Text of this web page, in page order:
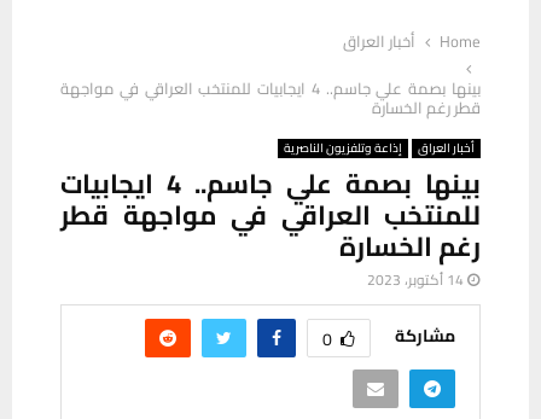
Home
أخبار العراق
بينها بصمة علي جاسم.. 4 ايجابيات للمنتخب العراقي في مواجهة
قطر رغم الخسارة
أخبار العراق إذاعة وتلفزيون الناصرية
بينها بصمة علي جاسم.. 4 ايجابيات
للمنتخب العراقي في مواجهة قطر
رغم الخسارة
14 أكتوبر، 2023
مشاركة 0